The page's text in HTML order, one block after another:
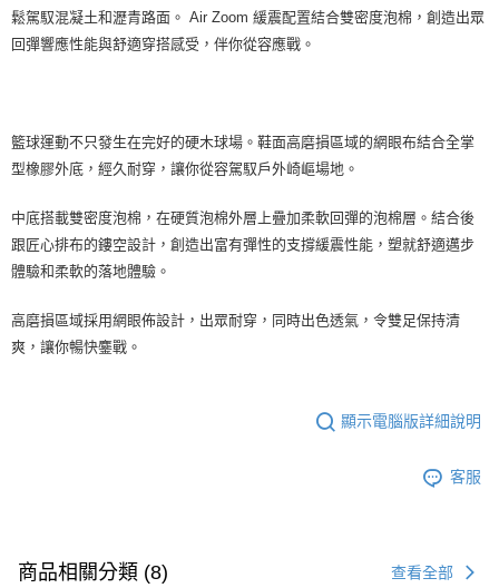
鬆駕馭混凝土和瀝青路面。 Air Zoom 緩震配置結合雙密度泡棉，創造出眾
回彈響應性能與舒適穿搭感受，伴你從容應戰。
籃球運動不只發生在完好的硬木球場。鞋面高磨損區域的網眼布結合全掌
型橡膠外底，經久耐穿，讓你從容駕馭戶外崎嶇場地。
中底搭載雙密度泡棉，在硬質泡棉外層上疊加柔軟回彈的泡棉層。結合後
跟匠心排布的鏤空設計，創造出富有彈性的支撐緩震性能，塑就舒適邁步
體驗和柔軟的落地體驗。
高磨損區域採用網眼佈設計，出眾耐穿，同時出色透氣，令雙足保持清
爽，讓你暢快鏖戰。
顯示電腦版詳細說明
客服
商品相關分類 (8) 查看全部